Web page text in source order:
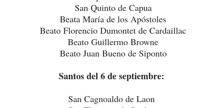
San Quinto de Capua
Beata María de los Apóstoles
Beato Florencio Dumontet de Cardaillac
Beato Guillermo Browne
Beato Juan Bueno de Siponto
Santos del 6 de septiembre:
San Cagnoaldo de Laon